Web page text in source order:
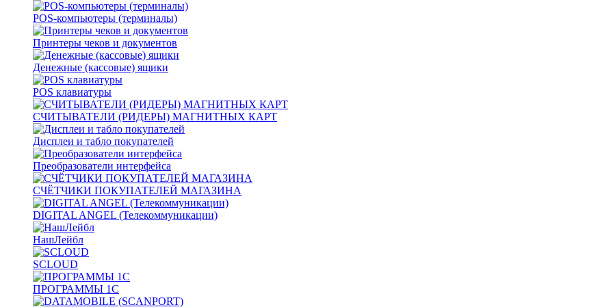
POS-компьютеры (терминалы)
Принтеры чеков и документов
Денежные (кассовые) ящики
POS клавиатуры
СЧИТЫВАТЕЛИ (РИДЕРЫ) МАГНИТНЫХ КАРТ
Дисплеи и табло покупателей
Преобразователи интерфейса
СЧЁТЧИКИ ПОКУПАТЕЛЕЙ МАГАЗИНА
DIGITAL ANGEL (Телекоммуникации)
НашЛейбл
SCLOUD
ПРОГРАММЫ 1С